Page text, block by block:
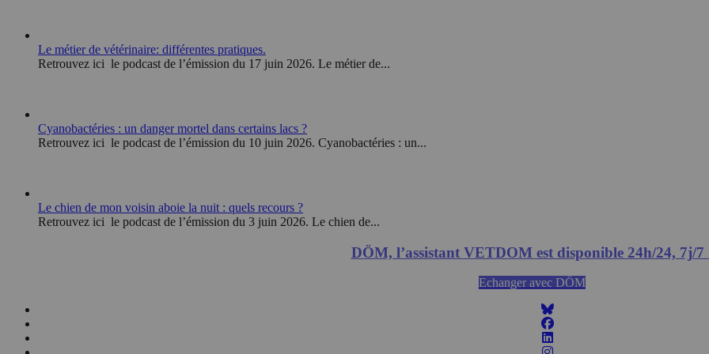
Le métier de vétérinaire: différentes pratiques.
Retrouvez ici le podcast de l’émission du 17 juin 2026. Le métier de...
Cyanobactéries : un danger mortel dans certains lacs ?
Retrouvez ici le podcast de l’émission du 10 juin 2026. Cyanobactéries : un...
Le chien de mon voisin aboie la nuit : quels recours ?
Retrouvez ici le podcast de l’émission du 3 juin 2026. Le chien de...
DÖM, l’assistant VETDOM est disponible 24h/24, 7j/7
Echanger avec DÖM